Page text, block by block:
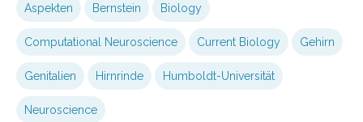
Aspekten Bernstein Biology
Computational Neuroscience Current Biology Gehirn
Genitalien Hirnrinde Humboldt-Universität
Neuroscience